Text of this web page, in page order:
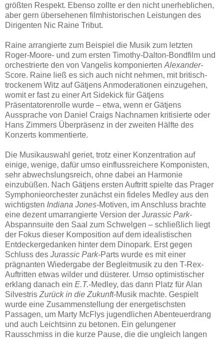
größten Respekt. Ebenso zollte er den nicht unerheblichen,
aber gern übersehenen filmhistorischen Leistungen des
Dirigenten Nic Raine Tribut.
Raine arrangierte zum Beispiel die Musik zum letzten
Roger-Moore- und zum ersten Timothy-Dalton-Bondfilm und
orchestrierte den von Vangelis komponierten Alexander-
Score. Raine ließ es sich auch nicht nehmen, mit britisch-
trockenem Witz auf Gätjens Anmoderationen einzugehen,
womit er fast zu einer Art Sidekick für Gätjens
Präsentatorenrolle wurde – etwa, wenn er Gätjens
Aussprache von Daniel Craigs Nachnamen kritisierte oder
Hans Zimmers Überpräsenz in der zweiten Hälfte des
Konzerts kommentierte.
Die Musikauswahl geriet, trotz einer Konzentration auf
einige, wenige, dafür umso einflussreichere Komponisten,
sehr abwechslungsreich, ohne dabei an Harmonie
einzubüßen. Nach Gätjens ersten Auftritt spielte das Prager
Symphonieorchester zunächst ein fideles Medley aus den
wichtigsten Indiana Jones-Motiven, im Anschluss brachte
eine dezent umarrangierte Version der Jurassic Park-
Abspannsuite den Saal zum Schwelgen – schließlich liegt
der Fokus dieser Komposition auf dem idealistischen
Entdeckergedanken hinter dem Dinopark. Erst gegen
Schluss des Jurassic Park-Parts wurde es mit einer
prägnanten Wiedergabe der Begleitmusik zu den T-Rex-
Auftritten etwas wilder und düsterer. Umso optimistischer
erklang danach ein E.T.-Medley, das dann Platz für Alan
Silvestris Zurück in die Zukunft-Musik machte. Gespielt
wurde eine Zusammenstellung der energetischsten
Passagen, um Marty McFlys jugendlichen Abenteuerdrang
und auch Leichtsinn zu betonen. Ein gelungener
Rausschmiss in die kurze Pause, die die ungleich langen